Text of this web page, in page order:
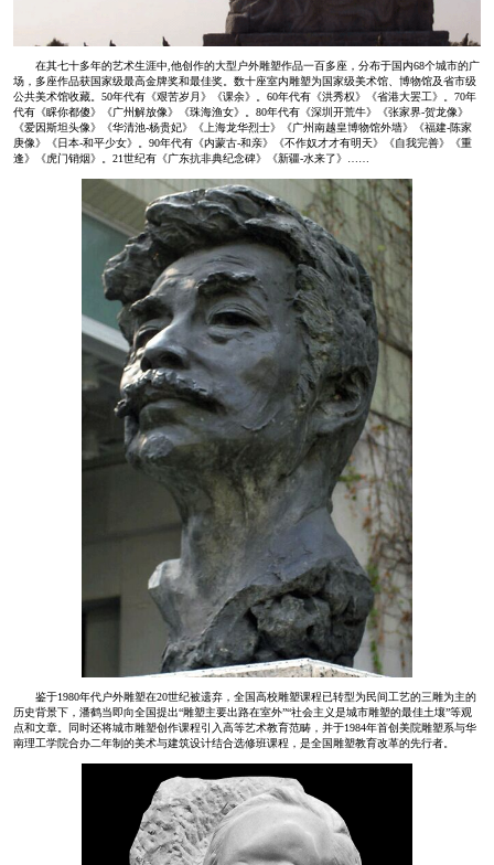
在其七十多年的艺术生涯中,他创作的大型户外雕塑作品一百多座，分布于国内68个城市的广
场，多座作品获国家级最高金牌奖和最佳奖。数十座室内雕塑为国家级美术馆、博物馆及省市级
公共美术馆收藏。50年代有《艰苦岁月》《课余》。60年代有《洪秀权》《省港大罢工》。70年
代有《睬你都傻》《广州解放像》《珠海渔女》。80年代有《深圳开荒牛》《张家界-贺龙像》
《爱因斯坦头像》《华清池-杨贵妃》《上海龙华烈士》《广州南越皇博物馆外墙》《福建-陈家
庚像》《日本-和平少女》。90年代有《内蒙古-和亲》《不作奴才才有明天》《自我完善》《重
逢》《虎门销烟》。21世纪有《广东抗非典纪念碑》《新疆-水来了》……
鉴于1980年代户外雕塑在20世纪被遗弃，全国高校雕塑课程已转型为民间工艺的三雕为主的
历史背景下，潘鹤当即向全国提出“雕塑主要出路在室外”“社会主义是城市雕塑的最佳土壤”等观
点和文章。同时还将城市雕塑创作课程引入高等艺术教育范畴，并于1984年首创美院雕塑系与华
南理工学院合办二年制的美术与建筑设计结合选修班课程，是全国雕塑教育改革的先行者。